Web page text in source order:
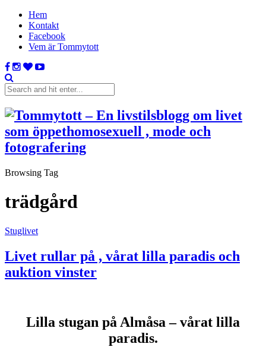
Hem
Kontakt
Facebook
Vem är Tommytott
Browsing Tag
trädgård
Stuglivet
Livet rullar på , vårat lilla paradis och
auktion vinster
Lilla stugan på Almåsa – vårat lilla
paradis.